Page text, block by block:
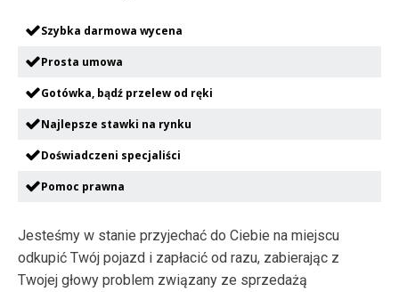
Szybka darmowa wycena
Prosta umowa
Gotówka, bądź przelew od ręki
Najlepsze stawki na rynku
Doświadczeni specjaliści
Pomoc prawna
Jesteśmy w stanie przyjechać do Ciebie na miejscu
odkupić Twój pojazd i zapłacić od razu, zabierając z
Twojej głowy problem związany ze sprzedażą